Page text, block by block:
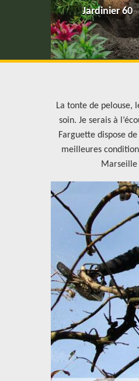
Jardinier 60
La tonte de pelouse,
soin. Je serais à
Farguette dispose
meilleures
Marseille